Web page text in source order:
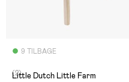
9 TILBAGE
(2)
Little Dutch Little Farm